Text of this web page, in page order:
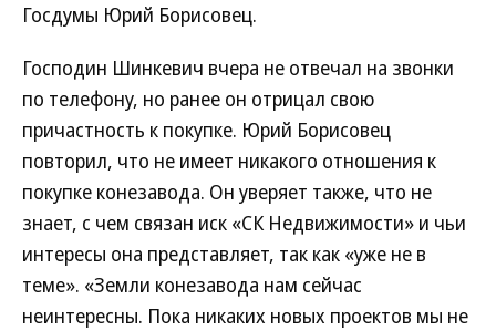
Госдумы Юрий Борисовец.
Господин Шинкевич вчера не отвечал на звонки
по телефону, но ранее он отрицал свою
причастность к покупке. Юрий Борисовец
повторил, что не имеет никакого отношения к
покупке конезавода. Он уверяет также, что не
знает, с чем связан иск «СК Недвижимости» и чьи
интересы она представляет, так как «уже не в
теме». «Земли конезавода нам сейчас
неинтересны. Пока никаких новых проектов мы не